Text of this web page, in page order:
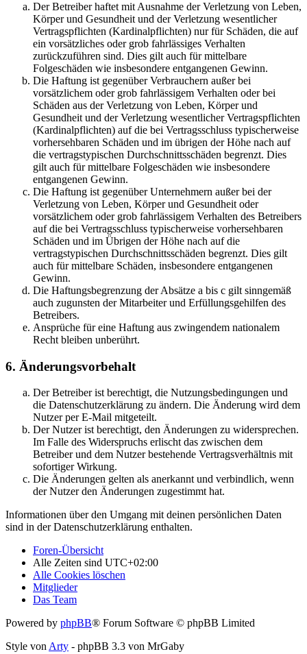
Der Betreiber haftet mit Ausnahme der Verletzung von Leben,
Körper und Gesundheit und der Verletzung wesentlicher
Vertragspflichten (Kardinalpflichten) nur für Schäden, die auf
ein vorsätzliches oder grob fahrlässiges Verhalten
zurückzuführen sind. Dies gilt auch für mittelbare
Folgeschäden wie insbesondere entgangenen Gewinn.
Die Haftung ist gegenüber Verbrauchern außer bei
vorsätzlichem oder grob fahrlässigem Verhalten oder bei
Schäden aus der Verletzung von Leben, Körper und
Gesundheit und der Verletzung wesentlicher Vertragspflichten
(Kardinalpflichten) auf die bei Vertragsschluss typischerweise
vorhersehbaren Schäden und im übrigen der Höhe nach auf
die vertragstypischen Durchschnittsschäden begrenzt. Dies
gilt auch für mittelbare Folgeschäden wie insbesondere
entgangenen Gewinn.
Die Haftung ist gegenüber Unternehmern außer bei der
Verletzung von Leben, Körper und Gesundheit oder
vorsätzlichem oder grob fahrlässigem Verhalten des Betreibers
auf die bei Vertragsschluss typischerweise vorhersehbaren
Schäden und im Übrigen der Höhe nach auf die
vertragstypischen Durchschnittsschäden begrenzt. Dies gilt
auch für mittelbare Schäden, insbesondere entgangenen
Gewinn.
Die Haftungsbegrenzung der Absätze a bis c gilt sinngemäß
auch zugunsten der Mitarbeiter und Erfüllungsgehilfen des
Betreibers.
Ansprüche für eine Haftung aus zwingendem nationalem
Recht bleiben unberührt.
6. Änderungsvorbehalt
Der Betreiber ist berechtigt, die Nutzungsbedingungen und
die Datenschutzerklärung zu ändern. Die Änderung wird dem
Nutzer per E-Mail mitgeteilt.
Der Nutzer ist berechtigt, den Änderungen zu widersprechen.
Im Falle des Widerspruchs erlischt das zwischen dem
Betreiber und dem Nutzer bestehende Vertragsverhältnis mit
sofortiger Wirkung.
Die Änderungen gelten als anerkannt und verbindlich, wenn
der Nutzer den Änderungen zugestimmt hat.
Informationen über den Umgang mit deinen persönlichen Daten
sind in der Datenschutzerklärung enthalten.
Foren-Übersicht
Alle Zeiten sind UTC+02:00
Alle Cookies löschen
Mitglieder
Das Team
Powered by phpBB® Forum Software © phpBB Limited
Style vonArty - phpBB 3.3 von MrGaby